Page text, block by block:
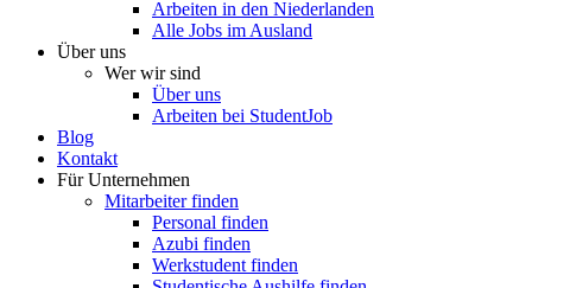
Arbeiten in den Niederlanden
Alle Jobs im Ausland
Über uns
Wer wir sind
Über uns
Arbeiten bei StudentJob
Blog
Kontakt
Für Unternehmen
Mitarbeiter finden
Personal finden
Azubi finden
Werkstudent finden